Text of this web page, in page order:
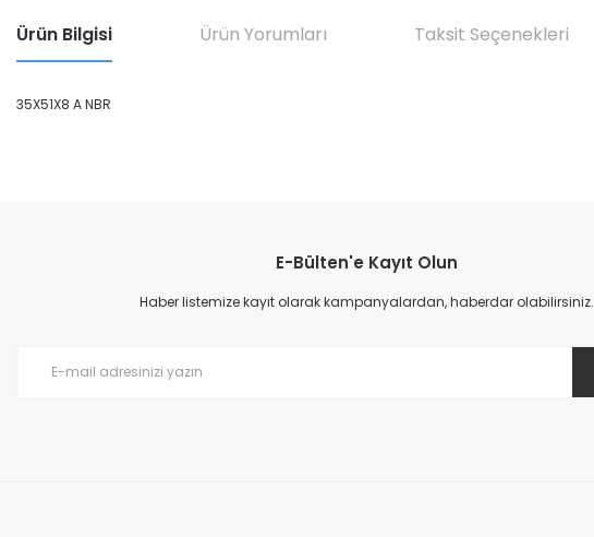
Ürün Bilgisi Ürün Yorumları Taksit Seçenekleri
35X51X8 A NBR
Ürün resmi kalitesiz, bozuk veya görüntülenemiyor.
Ürün açıklamasında eksik bilgiler bulunuyor.
E-Bülten'e Kayıt Olun
Haber listemize kayıt olarak kampanyalardan, haberdar olabilirsiniz.